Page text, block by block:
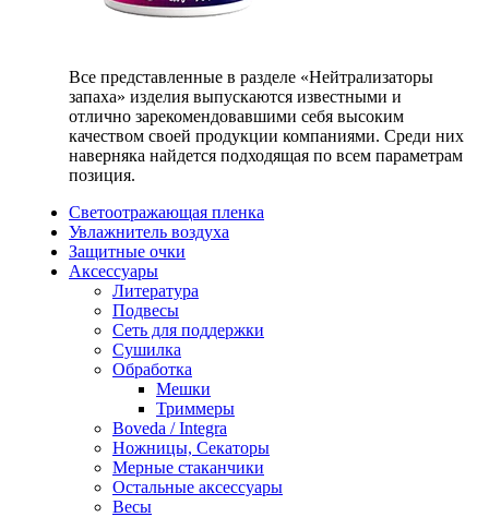
Все представленные в разделе «Нейтрализаторы
запаха» изделия выпускаются известными и
отлично зарекомендовавшими себя высоким
качеством своей продукции компаниями. Среди них
наверняка найдется подходящая по всем параметрам
позиция.
Светоотражающая пленка
Увлажнитель воздуха
Защитные очки
Аксессуары
Литература
Подвесы
Сеть для поддержки
Сушилка
Обработка
Мешки
Триммеры
Boveda / Integra
Ножницы, Секаторы
Мерные стаканчики
Остальные аксессуары
Весы